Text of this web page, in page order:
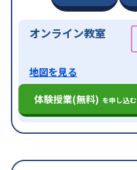
オンライン教室
地図を見る
体験授業(無料) を申し込む